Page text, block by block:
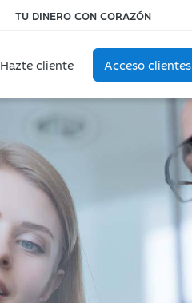
TU DINERO CON CORAZÓN
Hazte cliente Acceso clientes